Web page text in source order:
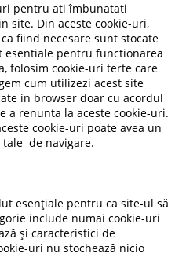
pentru ati îmbunatati
site. Din aceste cookie-uri,
fiind necesare sunt stocate
esentiale pentru functionarea
folosim cookie-uri terte care
cum utilizezi acest site
in browser doar cu acordul
a renunta la aceste cookie-uri.
cookie-uri poate avea un
de navigare.
esențiale pentru ca site-ul să
include numai cookie-uri
și caracteristici de
uri nu stochează nicio